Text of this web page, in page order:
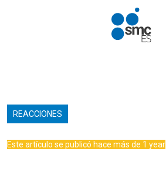
Pasar al contenido principal
REACCIONES
Este artículo se publicó hace más de 1 year